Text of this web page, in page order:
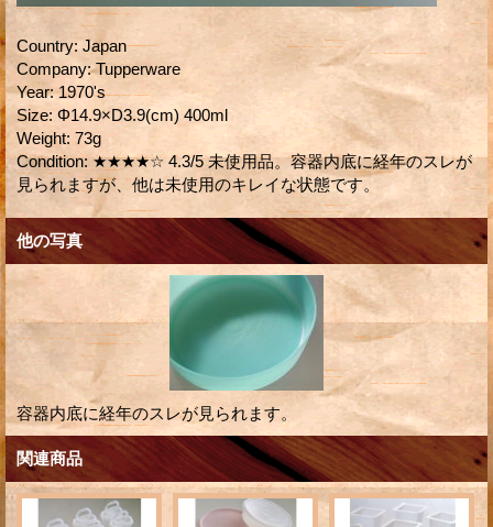
Country: Japan
Company: Tupperware
Year: 1970's
Size: Φ14.9×D3.9(cm) 400ml
Weight: 73g
Condition: ★★★★☆ 4.3/5 未使用品。容器内底に経年のスレが
見られますが、他は未使用のキレイな状態です。
他の写真
容器内底に経年のスレが見られます。
関連商品